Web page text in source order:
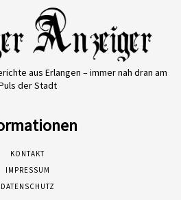
aus Erlangen – immer nah dran am
der Stadt
KONTAKT
IMPRESSUM
DATENSCHUTZ